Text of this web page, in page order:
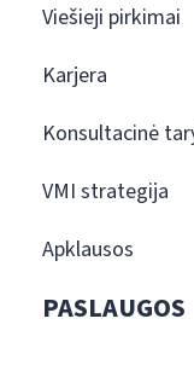
Viešieji pirkimai
Karjera
Konsultacinė
VMI strategija
Apklausos
PASLAUGOS